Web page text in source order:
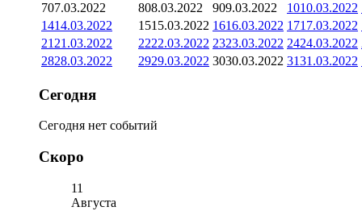
707.03.2022 808.03.2022 909.03.2022 1010.03.2022
1414.03.2022 1515.03.2022 1616.03.2022 1717.03.2022
21 21.03.2022 2222.03.2022 2323.03.2022 2424.03.2022
2828.03.2022 2929.03.2022 3030.03.2022 3131.03.2022
Сегодня
Сегодня нет событий
Скоро
11
Августа